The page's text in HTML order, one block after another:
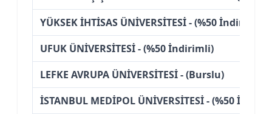
YÜKSEK İHTİSAS ÜNİVERSİTESİ - (%50 İndirimli)
UFUK ÜNİVERSİTESİ - (%50 İndirimli)
LEFKE AVRUPA ÜNİVERSİTESİ - (Burslu)
İSTANBUL MEDİPOL ÜNİVERSİTESİ - (%50